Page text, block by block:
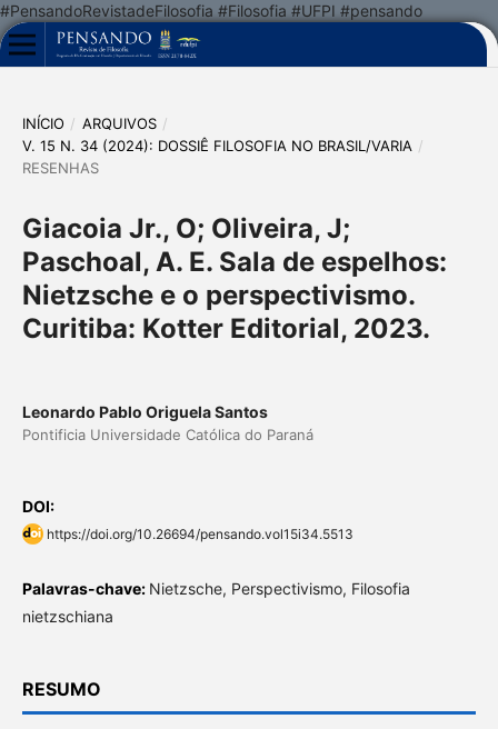
#PensandoRevistadeFilosofia #Filosofia #UFPI #pensando
INÍCIO / ARQUIVOS /
V. 15 N. 34 (2024): DOSSIÊ FILOSOFIA NO BRASIL/VARIA /
RESENHAS
Giacoia Jr., O; Oliveira, J;
Paschoal, A. E. Sala de espelhos:
Nietzsche e o perspectivismo.
Curitiba: Kotter Editorial, 2023.
Leonardo Pablo Origuela Santos
Pontificia Universidade Católica do Paraná
DOI:
https://doi.org/10.26694/pensando.vol15i34.5513
Palavras-chave: Nietzsche, Perspectivismo, Filosofia
nietzschiana
RESUMO